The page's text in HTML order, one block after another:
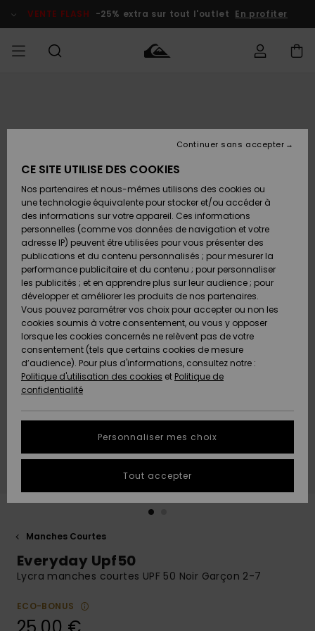
l'information
le
VENTE FLASH -25% extra sur tout l'outlet En profiter
Accessoires
Chaussures
& Tongs
Surf
Snow
Nouveautés
A
Découvrir
Accessoires
Chaussures
& Tongs
Surf
Snow
Nouveautés
A
Découvrir
FEMME
Nouveautés
A
Découvrir
Snow
SURF
Enfant
Highlights
Communauté
SNOW
Snow
Shop
Enfant
Snow
Shop
Femme
A
Découvrir
Communauté
VENTE
FLASH
Enfant
Outlet
Femme
Préférences
Langue Et
Région
Nederlands
AIDE &
CONTACT
Retours
Paiement
Carte
Cadeau
Quiksilver
Freedom
Protection
des données
Démarrez
pour obtenir
question.
Démarrer
COLLECTION
CARTE
CADEAU
LISTE DE
SOUHAITS
Manches Courtes
Everyday Upf50
Lycra manches courtes UPF 50 Noir Garçon 2-7
ECO-BONUS
CE SITE UTILISE DES COOKIES
Nos partenaires et nous-mêmes utilisons des cookies ou
une technologie équivalente pour stocker et/ou accéder à
des informations sur votre appareil. Ces informations
personnelles (comme vos données de navigation et votre
adresse IP) peuvent être utilisées pour vous présenter des
publications et du contenu personnalisés ; pour mesurer la
performance publicitaire et du contenu ; pour personnaliser
les publicités ; et en apprendre plus sur leur audience ; pour
développer et améliorer les produits de nos partenaires.
Vous pouvez paramétrer vos choix pour accepter ou non les
cookies soumis à votre consentement, ou vous y opposer
lorsque les cookies concernés ne relèvent pas de votre
consentement (tels que certains cookies de mesure
d’audience). Pour plus d'informations, consultez notre :
Politique d'utilisation des cookies et Politique de
confidentialité
Personnaliser mes choix
Continuer sans accepter
Tout accepter